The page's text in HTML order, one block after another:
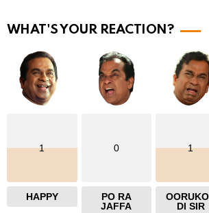
WHAT'S YOUR REACTION?
1
HAPPY
0
PO RA
JAFFA
1
DI SIR